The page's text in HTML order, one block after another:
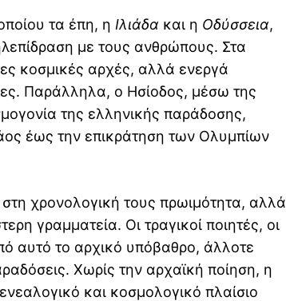
τα έπη, η Ιλιάδα και η Οδύσσεια,
με τους ανθρώπους. Στα
κοσμικές αρχές, αλλά ενεργά
Παράλληλα, ο Ησίοδος, μέσω της
της ελληνικής παράδοσης,
έως την επικράτηση των Ολυμπίων
χρονολογική τους πρωιμότητα, αλλά
γραμματεία. Οι τραγικοί ποιητές, οι
αυτό το αρχικό υπόβαθρο, άλλοτε
Χωρίς την αρχαϊκή ποίηση, η
και κοσμολογικό πλαίσιο